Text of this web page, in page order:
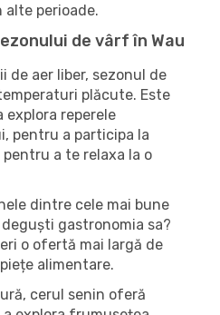
alte perioade.
de vârf în Wau
de aer liber, sezonul de
plăcute. Este
explora reperele
pentru a participa la
a te relaxa la o
dintre cele mai bune
gastronomia sa?
o ofertă mai largă de
alimentare.
cerul senin oferă